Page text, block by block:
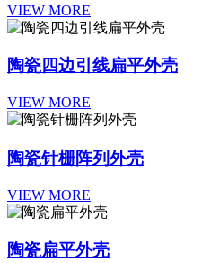
VIEW MORE
陶瓷四边引线扁平外壳
VIEW MORE
陶瓷针栅阵列外壳
VIEW MORE
陶瓷扁平外壳